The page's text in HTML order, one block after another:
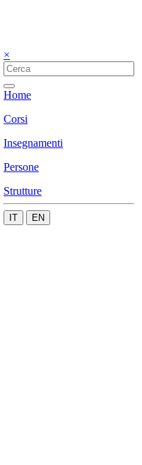
×
Home
Corsi
Insegnamenti
Persone
Strutture
IT EN